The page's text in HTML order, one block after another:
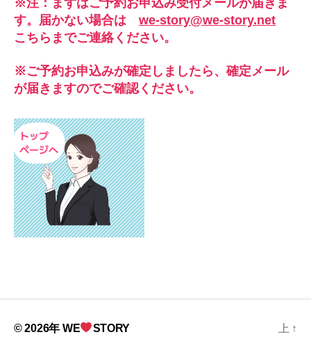
※注：まずはご予約お申込み受付メールが届きま
す。届かない場合は we-story@we-story.net
こちらまでご連絡ください。
※ご予約お申込みが確定しましたら、確定メール
が届きますのでご確認ください。
© 2026年 WE STORY 上 ↑